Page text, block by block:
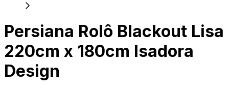
Persiana Rolô Blackout Lisa
220cm x 180cm Isadora
Design